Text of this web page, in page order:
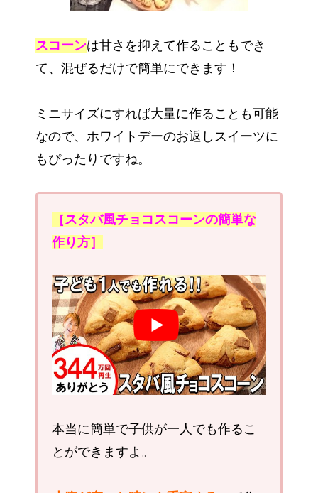
スコーンは甘さを抑えて作ることもでき
て、混ぜるだけで簡単にできます！
ミニサイズにすれば大量に作ることも可能
なので、ホワイトデーのお返しスイーツに
もぴったりですね。
［スタバ風チョコスコーンの簡単な
作り方］
本当に簡単で子供が一人でも作るこ
とができますよ。